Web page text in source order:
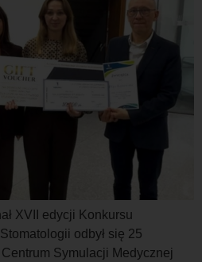
XVII edycji Konkursu
odbył się 25
Symulacji Medycznej